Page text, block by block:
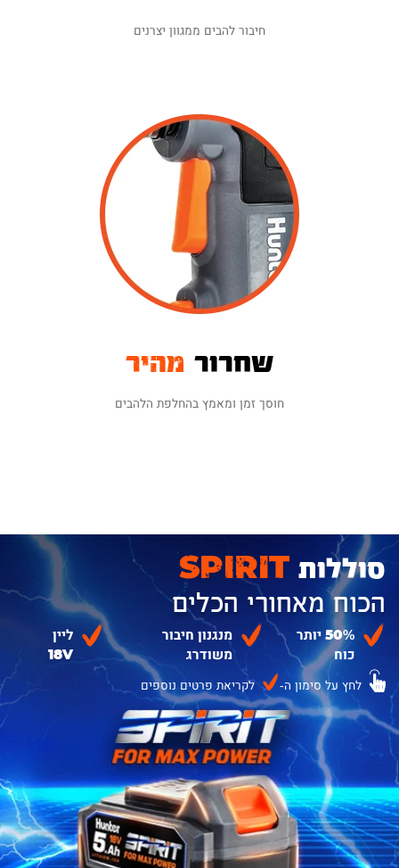
חיבור להבים ממגוון יצרנים
שחרור מהיר
חוסך זמן ומאמץ בהחלפת הלהבים
סוללות SPIRIT
הכוח מאחורי הכלים
50% יותר
כוח
מנגנון חיבור
משודרג
ליין
18V
לחץ על סימון ה- לקריאת פרטים נוספים